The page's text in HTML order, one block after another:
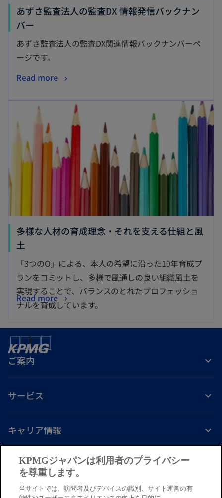
あずさ監査法人の監査DX 情報発信バックナン
バー
あずさ監査法人の監査DX関連情報バックナンバーペ
ージです。
Read more
多様な人材の育成理念・それを支える仕組と風
土
「3つのO」による、本人の希望に沿った10年育成プ
ランをコミットし、多様で風通しの良い組織風土を
実現することで、バランスのとれたプロフェッショ
ナルを育成しています。
Read more
ご案内
サービス
キャリア情報
し
い
タ
新
し
タ
し
タ
し
タ
し
タ
免責事項プライバシーポリシー
KPMGジャパンは利用者のプライバシー
を尊重します。
当サイトでは、訪問者及びデバイスの識別、サイト運営の有